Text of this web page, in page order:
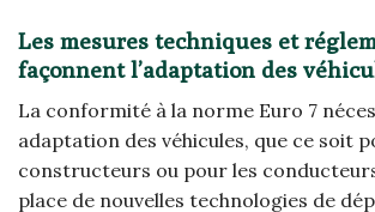
Les mesures techniques et
façonnent l’adaptation des
La conformité à la norme Euro 7
adaptation des véhicules, que ce soit
constructeurs ou pour les
place de nouvelles technologies de